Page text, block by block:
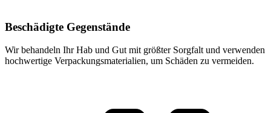
Beschädigte Gegenstände
Wir behandeln Ihr Hab und Gut mit größter Sorgfalt und verwenden
hochwertige Verpackungsmaterialien, um Schäden zu vermeiden.